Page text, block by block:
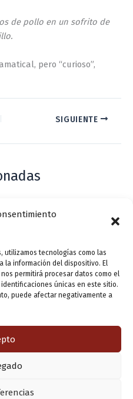
utilizamos tecnologías como las
la información del dispositivo. El
permitirá procesar datos como el
únicas en este sitio.
puede afectar negativamente a
de pollo en un sofrito de
pero “curioso”,
SIGUIENTE
el 168
de Don Juan
/ PorVLLensutinta
/ Por
en su titna